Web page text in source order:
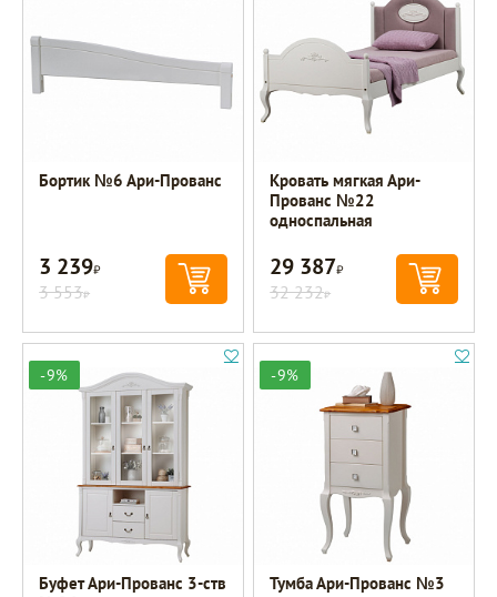
Бортик №6 Ари-Прованс
3 239Р
3 553Р
Кровать мягкая Ари-
Прованс №22
односпальная
29 387Р
32 232Р
-9%
Буфет Ари-Прованс 3-ств
-9%
Тумба Ари-Прованс №3